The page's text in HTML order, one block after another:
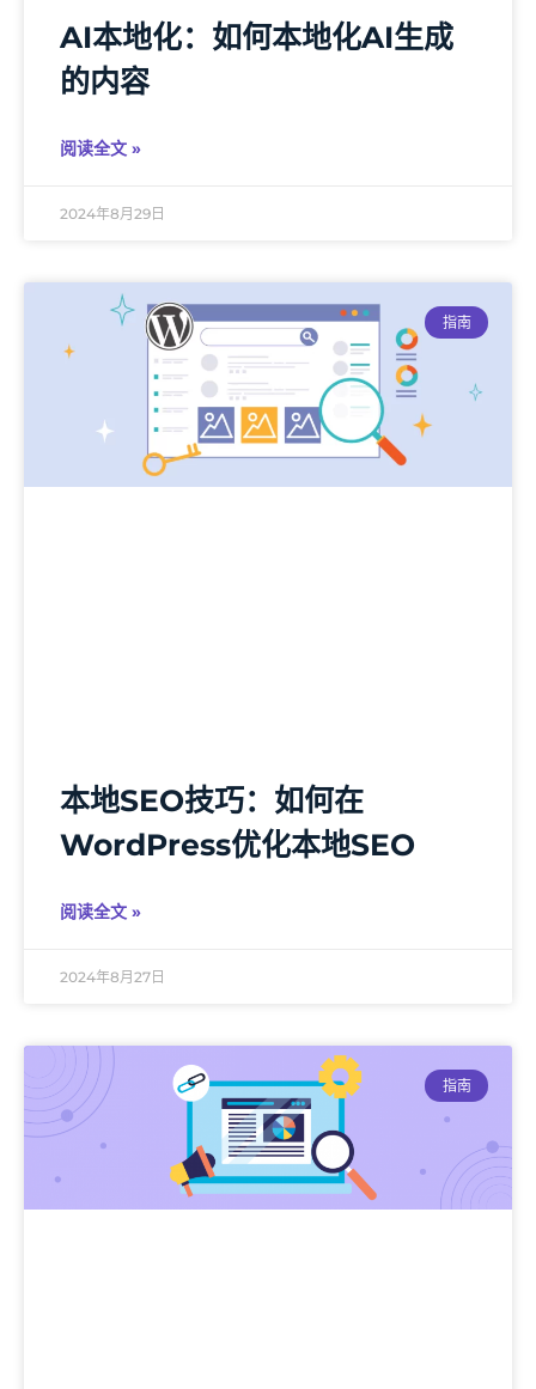
AI本地化：如何本地化AI生成
的内容
阅读全文 »
2024年8月29日
指南
本地SEO技巧：如何在
WordPress优化本地SEO
阅读全文 »
2024年8月27日
指南